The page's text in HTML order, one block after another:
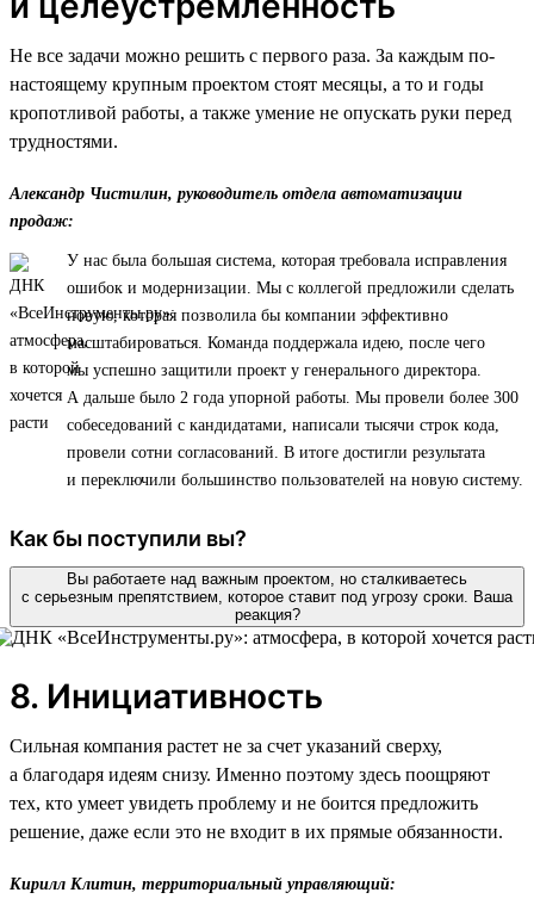
Не все задачи можно решить с первого раза. За каждым по-
настоящему крупным проектом стоят месяцы, а то и годы
кропотливой работы, а также умение не опускать руки перед
трудностями.
Александр Чистилин, руководитель отдела автоматизации
продаж:
У нас была большая система, которая требовала исправления
ошибок и модернизации. Мы с коллегой предложили сделать
новую, которая позволила бы компании эффективно
масштабироваться. Команда поддержала идею, после чего
мы успешно защитили проект у генерального директора.
А дальше было 2 года упорной работы. Мы провели более 300
собеседований с кандидатами, написали тысячи строк кода,
провели сотни согласований. В итоге достигли результата
и переключили большинство пользователей на новую систему.
Как бы поступили вы?
Вы работаете над важным проектом, но сталкиваетесь
с серьезным препятствием, которое ставит под угрозу сроки. Ваша
реакция?
8. Инициативность
Сильная компания растет не за счет указаний сверху,
а благодаря идеям снизу. Именно поэтому здесь поощряют
тех, кто умеет увидеть проблему и не боится предложить
решение, даже если это не входит в их прямые обязанности.
Кирилл Клитин, территориальный управляющий: